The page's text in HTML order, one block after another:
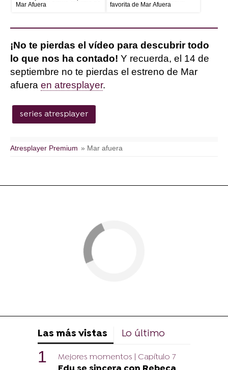
Mar Afuera
favorita de Mar Afuera
¡No te pierdas el vídeo para descubrir todo
lo que nos ha contado! Y recuerda, el 14 de
septiembre no te pierdas el estreno de Mar
afuera en atresplayer.
series atresplayer
Atresplayer Premium » Mar afuera
Las más vistas Lo último
Mejores momentos | Capítulo 7